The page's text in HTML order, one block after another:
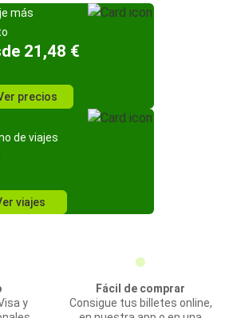
más
21,48 €
precios
de viajes
viajes
y
Fácil de comprar
Consigue tus billetes online,